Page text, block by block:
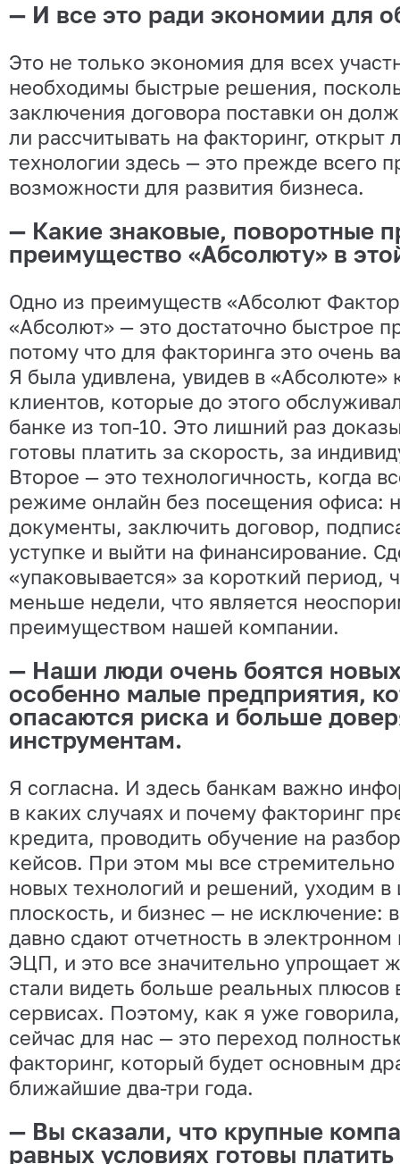
— И все это ради экономии для
Это не только экономия для всех
необходимы быстрые решения,
заключения договора поставки он
ли рассчитывать на факторинг, открыт
технологии здесь — это прежде всего
возможности для развития бизнеса.
— Какие знаковые, поворотные
преимущество «Абсолюту» в
Одно из преимуществ «Абсолют
«Абсолют» — это достаточно быстрое
потому что для факторинга это очень
Я была удивлена, увидев в «Абсолюте»
клиентов, которые до этого
банке из топ-10. Это лишний раз
готовы платить за скорость, за
Второе — это технологичность, когда
режиме онлайн без посещения офиса:
документы, заключить договор,
уступке и выйти на финансирование.
«упаковывается» за короткий период,
меньше недели, что является
преимуществом нашей компании.
— Наши люди очень боятся
особенно малые предприятия,
опасаются риска и больше
инструментам.
Я согласна. И здесь банкам важно
в каких случаях и почему факторинг
кредита, проводить обучение на
кейсов. При этом мы все
новых технологий и решений, уходим
плоскость, и бизнес — не исключение:
давно сдают отчетность в электронном
ЭЦП, и это все значительно упрощает
стали видеть больше реальных плюсов
сервисах. Поэтому, как я уже
сейчас для нас — это переход
факторинг, который будет основным
ближайшие два-три года.
— Вы сказали, что крупные
равных условиях готовы